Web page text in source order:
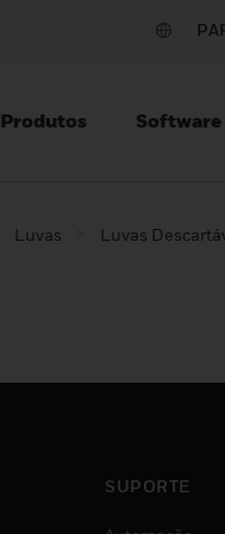
Produtos Software
Luvas Luvas
SUPORTE